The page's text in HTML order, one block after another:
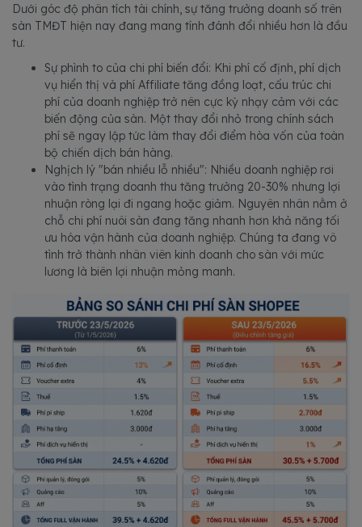
Dưới góc độ phân tích tài chính, sự tăng trưởng doanh số trên
sàn TMĐT hiện nay đang mang tính đánh đổi nhiều hơn là đầu
tư.
Sự phình to của chi phí biến đổi: Khi phí cố định, phí dịch
vụ hiển thị và phí Affiliate tăng đồng loạt, cấu trúc chi
phí của doanh nghiệp trở nên cực kỳ nhạy cảm với các
biến động của sàn. Một thay đổi nhỏ trong chính sách
phí sẽ ngay lập tức làm thay đổi điểm hòa vốn của toàn
bộ chiến dịch bán hàng.
Nghịch lý "bán nhiều lỗ nhiều": Nhiều doanh nghiệp rơi
vào tình trạng doanh thu tăng trưởng 20-30% nhưng lợi
nhuận ròng lại đi ngang hoặc giảm. Nguyên nhân nằm ở
chỗ chi phí nuôi sàn đang tăng nhanh hơn khả năng tối
ưu hóa vận hành của doanh nghiệp. Chúng ta đang vô
tình trở thành nhân viên kinh doanh cho sàn với mức
lương là biên lợi nhuận mỏng manh.